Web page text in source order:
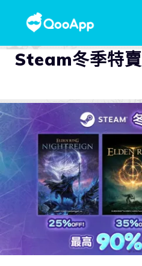
Steam冬季特賣